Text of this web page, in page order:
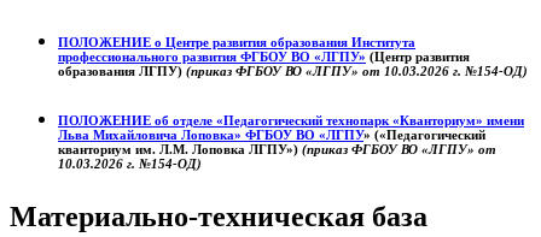
ПОЛОЖЕНИЕ о Центре развития образования Института
профессионального развития ФГБОУ ВО «ЛГПУ» (Центр развития
образования ЛГПУ) (приказ ФГБОУ ВО «ЛГПУ» от 10.03.2026 г. №154-ОД)
ПОЛОЖЕНИЕ об отделе «Педагогический технопарк «Кванториум» имени
Льва Михайловича Лоповка» ФГБОУ ВО «ЛГПУ» («Педагогический
кванториум им. Л.М. Лоповка ЛГПУ») (приказ ФГБОУ ВО «ЛГПУ» от
10.03.2026 г. №154-ОД)
Материально-техническая база